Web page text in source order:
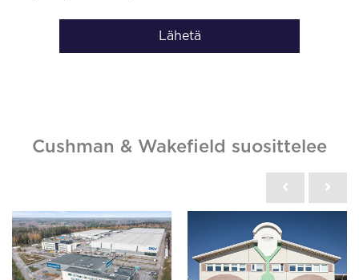
Lähetä
Cushman & Wakefield suosittelee